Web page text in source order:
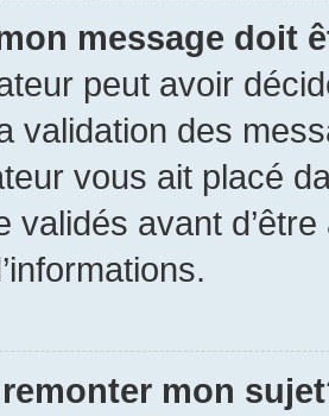
message doit
peut avoir
validation des
vous ait placé
validés avant
mon